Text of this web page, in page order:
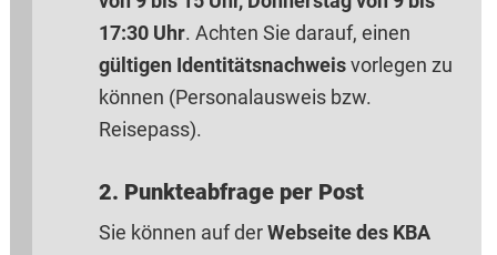
17:30 Uhr. Achten Sie darauf, einen
gültigen Identitätsnachweisvorlegen zu
können (Personalausweis bzw.
Reisepass).
2. Punkteabfrage per Post
Sie können auf derWebseite des KBA